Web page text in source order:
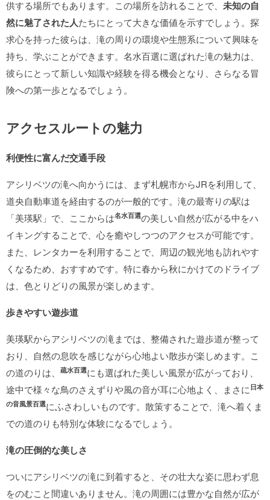
供する場所でもあります。この場所を訪れることで、 未知の自
然に魅了された人たちにとって大きな価値を示すでしょう。探
求心を持った彼らは、滝の周りの環境や生態系について興味を
持ち、学ぶことができます。名水百選に選ばれた滝の魅力は、
彼らにとって新しい知識や経験を得る機会となり、さらなる冒
険への第一歩となるでしょう。
アクセスルートの魅力
利便性に富んだ交通手段
アシリベツの滝へ向かうには、まず札幌市からJRを利用して、
道央自動車道を経由するのが一般的です。滝の最寄りの駅は
「美瑛駅」で、ここからは名水百選の美しい自然が広がる中をハ
イキングすることで、心を癒やしつつのアクセスが可能です。
また、レンタカーを利用することで、周辺の観光地も訪れやす
くなるため、おすすめです。特に春から秋にかけてのドライブ
は、色とりどりの風景が楽しめます。
歩きやすい遊歩道
美瑛駅からアシリベツの滝までは、整備された遊歩道が整って
おり、自然の息吹を感じながら心地よい散歩が楽しめます。こ
の道のりは、
疏水百選にも選ばれた美しい風景が広がっており、
途中で様々な鳥のさえずりや風の音が耳に心地よく、まさに日本
の音風景百選にふさわしいものです。散策することで、滝へ着くま
での道のりも特別な体験になるでしょう。
滝の圧倒的な美しさ
ついにアシリベツの滝に到着すると、その壮大な姿に思わず息
をのむこと間違いありません。滝の周囲には豊かな自然が広が